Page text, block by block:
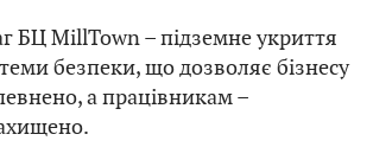
БЦ MillTown – підземне укриття
безпеки, що дозволяє бізнесу
а працівникам –